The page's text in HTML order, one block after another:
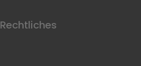
Rechtliches